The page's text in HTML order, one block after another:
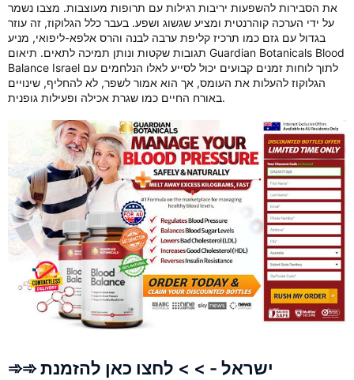
את הסבירות להשפעות יריבות רגילות עם תרופות מעוצבות. מצבו נשמר
על ידי הערכה קוהרנטית ומציע שגשוג ושפע. בעבר כלל הגלוקוז, זה עוזר
בגדול עם גזם כמו תרכיז קליפת ערבה לבנה והרס אלפא-ליפואי, מניע
תגובות שקטות ונותן תמיכה לתאים. תיאום Guardian Botanicals Blood
Balance Israel לתוך לוחות זמנים קבועים יכול לסייע לאלו הנלחמים עם
הגלוקוז להעלות את העומס, אך הוא אמור לשפר, לא להחליף, שינויים
באורח החיים כמו שגרת אכילה ופעילות גופנית.
➾➾ ישראל - > > לחצו כאן להזמנת